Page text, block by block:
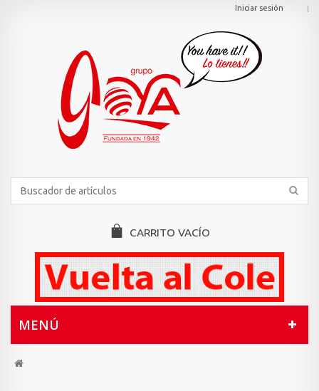
Iniciar sesión
CARRITO VACÍO
MENÚ